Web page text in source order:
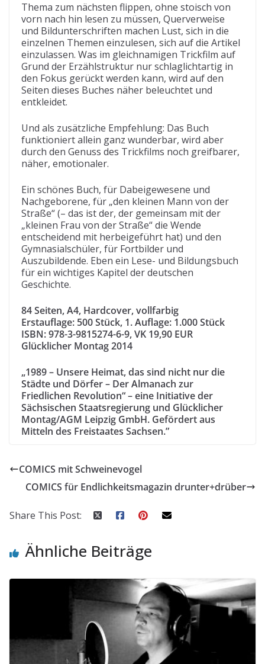
Thema zum nächsten flippen, ohne stoisch von
vorn nach hin lesen zu müssen, Querverweise
und Bildunterschriften machen Lust, sich in die
einzelnen Themen einzulesen, sich auf die Artikel
einzulassen. Was im gleichnamigen Trickfilm auf
Grund der Erzählstruktur nur schlaglichtartig in
den Fokus gerückt werden kann, wird auf den
Seiten dieses Buches näher beleuchtet und
entkleidet.
Und als zusätzliche Empfehlung: Das Buch
funktioniert allein ganz wunderbar, wird aber
durch den Genuss des Trickfilms noch greifbarer,
näher, emotionaler.
Ein schönes Buch, für Dabeigewesene und
Nachgeborene, für „den kleinen Mann von der
Straße“ (– das ist der, der gemeinsam mit der
„kleinen Frau von der Straße“ die Wende
entscheidend mit herbeigeführt hat) und den
Gymnasialschüler, für Fortbilder und
Auszubildende. Eben ein Lese- und Bildungsbuch
für ein wichtiges Kapitel der deutschen
Geschichte.
84 Seiten, A4, Hardcover, vollfarbig
Erstauflage: 500 Stück, 1. Auflage: 1.000 Stück
ISBN: 978-3-9815274-6-9, VK 19,90 EUR
Glücklicher Montag 2014
„1989 – Unsere Heimat, das sind nicht nur die
Städte und Dörfer – Der Almanach zur
Friedlichen Revolution“ – eine Initiative der
Sächsischen Staatsregierung und Glücklicher
Montag/AGM Leipzig GmbH. Gefördert aus
Mitteln des Freistaates Sachsen.”
COMICS mit Schweinevogel
COMICS für Endlichkeitsmagazin drunter+drüber
Share This Post:
Ähnliche Beiträge